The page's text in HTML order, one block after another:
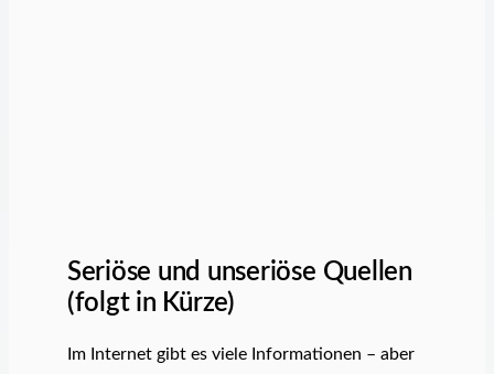
Seriöse und unseriöse Quellen
(folgt in Kürze)
Im Internet gibt es viele Informationen – aber